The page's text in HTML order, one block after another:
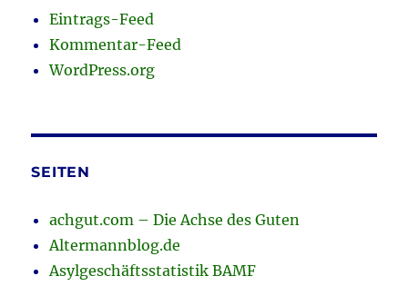
Eintrags-Feed
Kommentar-Feed
WordPress.org
SEITEN
achgut.com – Die Achse des Guten
Altermannblog.de
Asylgeschäftsstatistik BAMF